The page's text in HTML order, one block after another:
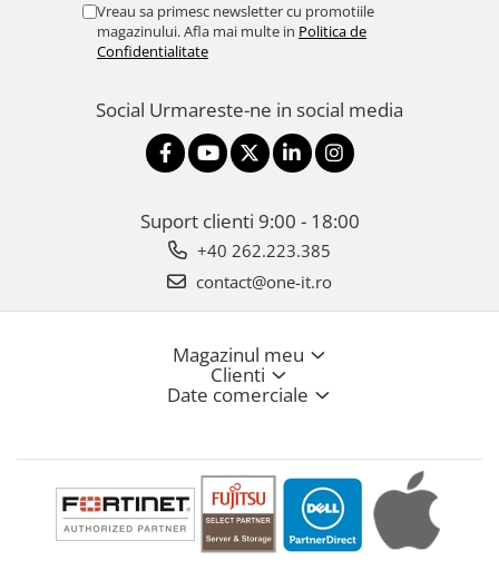
Vreau sa primesc newsletter cu promotiile
magazinului. Afla mai multe in Politica de
Confidentialitate
Social Urmareste-ne in social media
Suport clienti 9:00 - 18:00
+40 262.223.385
contact@one-it.ro
Magazinul meu
Clienti
Date comerciale